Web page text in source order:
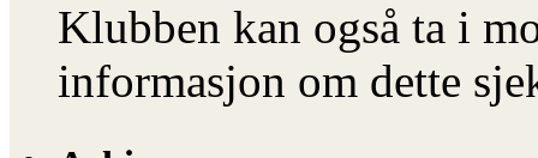
Klubben kan også ta i
informasjon om dette